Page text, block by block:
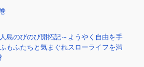
島のびのび開拓記～ようやく自由を手
もふたちと気まぐれスローライフを満